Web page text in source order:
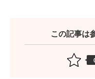
この記事は